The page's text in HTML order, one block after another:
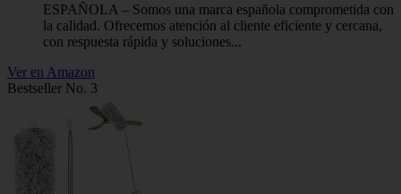
ESPAÑOLA – Somos una marca española comprometida con
la calidad. Ofrecemos atención al cliente eficiente y cercana,
con respuesta rápida y soluciones...
Ver en Amazon
Bestseller No. 3